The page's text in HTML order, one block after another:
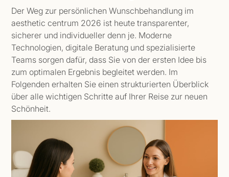
Der Weg zur persönlichen Wunschbehandlung im
aesthetic centrum 2026 ist heute transparenter,
sicherer und individueller denn je. Moderne
Technologien, digitale Beratung und spezialisierte
Teams sorgen dafür, dass Sie von der ersten Idee bis
zum optimalen Ergebnis begleitet werden. Im
Folgenden erhalten Sie einen strukturierten Überblick
über alle wichtigen Schritte auf Ihrer Reise zur neuen
Schönheit.